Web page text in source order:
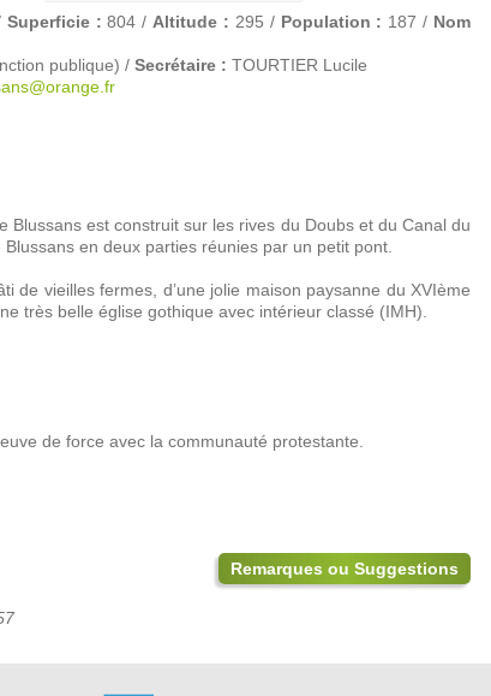
Superficie : 804 / Altitude : 295 / Population : 187 / Nom
publique) / Secrétaire : TOURTIER Lucile
est construit sur les rives du Doubs et du Canal du
en deux parties réunies par un petit pont.
de vieilles fermes, d’une jolie maison paysanne du XVIème
très belle église gothique avec intérieur classé (IMH).
de force avec la communauté protestante.
Remarques ou Suggestions